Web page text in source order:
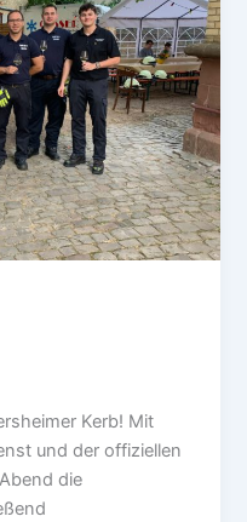
Kerb! Mit
und der offiziellen
die